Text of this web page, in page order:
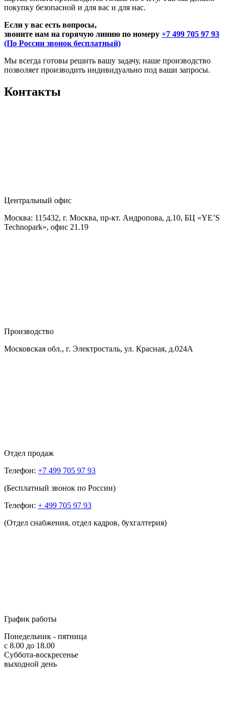
покупку безопасной и для вас и для нас.
Если у вас есть вопросы,
звоните нам на горячую линию по номеру +7 499 705 97 93
(По России звонок бесплатный)
Мы всегда готовы решить вашу задачу, наше производство
позволяет производить индивидуально под ваши запросы.
Контакты
Центральный офис
Москва: 115432, г. Москва, пр-кт. Андропова, д.10, БЦ «YE’S
Technopark», офис 21.19
Производство
Московская обл., г. Электросталь, ул. Красная, д.024А
Отдел продаж
Телефон: +7 499 705 97 93
(Бесплатный звонок по России)
Телефон: + 499 705 97 93
(Отдел снабжения, отдел кадров, бухгалтерия)
График работы
Понедельник - пятница
с 8.00 до 18.00
Суббота-воскресенье
выходной день